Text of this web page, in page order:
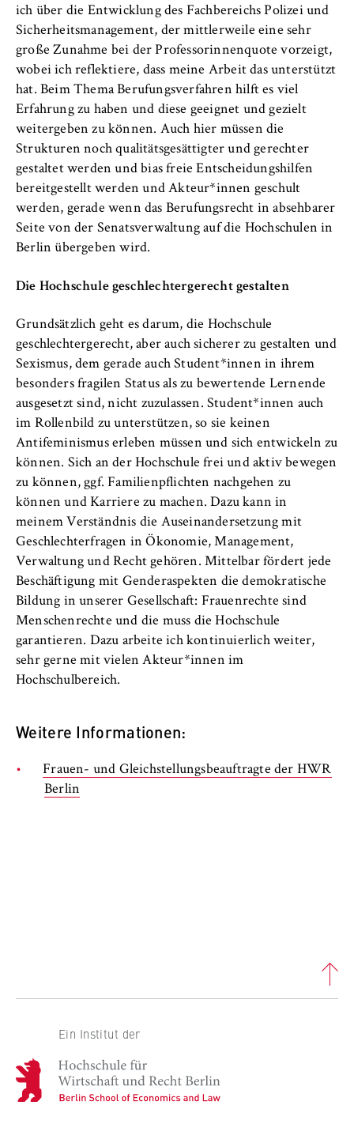
ich über die Entwicklung des Fachbereichs Polizei und
Sicherheitsmanagement, der mittlerweile eine sehr
große Zunahme bei der Professorinnenquote vorzeigt,
wobei ich reflektiere, dass meine Arbeit das unterstützt
hat. Beim Thema Berufungsverfahren hilft es viel
Erfahrung zu haben und diese geeignet und gezielt
weitergeben zu können. Auch hier müssen die
Strukturen noch qualitätsgesättigter und gerechter
gestaltet werden und bias freie Entscheidungshilfen
bereitgestellt werden und Akteur*innen geschult
werden, gerade wenn das Berufungsrecht in absehbarer
Seite von der Senatsverwaltung auf die Hochschulen in
Berlin übergeben wird.
Die Hochschule geschlechtergerecht gestalten
Grundsätzlich geht es darum, die Hochschule
geschlechtergerecht, aber auch sicherer zu gestalten und
Sexismus, dem gerade auch Student*innen in ihrem
besonders fragilen Status als zu bewertende Lernende
ausgesetzt sind, nicht zuzulassen. Student*innen auch
im Rollenbild zu unterstützen, so sie keinen
Antifeminismus erleben müssen und sich entwickeln zu
können. Sich an der Hochschule frei und aktiv bewegen
zu können, ggf. Familienpflichten nachgehen zu
können und Karriere zu machen. Dazu kann in
meinem Verständnis die Auseinandersetzung mit
Geschlechterfragen in Ökonomie, Management,
Verwaltung und Recht gehören. Mittelbar fördert jede
Beschäftigung mit Genderaspekten die demokratische
Bildung in unserer Gesellschaft: Frauenrechte sind
Menschenrechte und die muss die Hochschule
garantieren. Dazu arbeite ich kontinuierlich weiter,
sehr gerne mit vielen Akteur*innen im
Hochschulbereich.
Weitere Informationen:
Frauen- und Gleichstellungsbeauftragte der HWR
Berlin
Ein Institut der
H
o
c